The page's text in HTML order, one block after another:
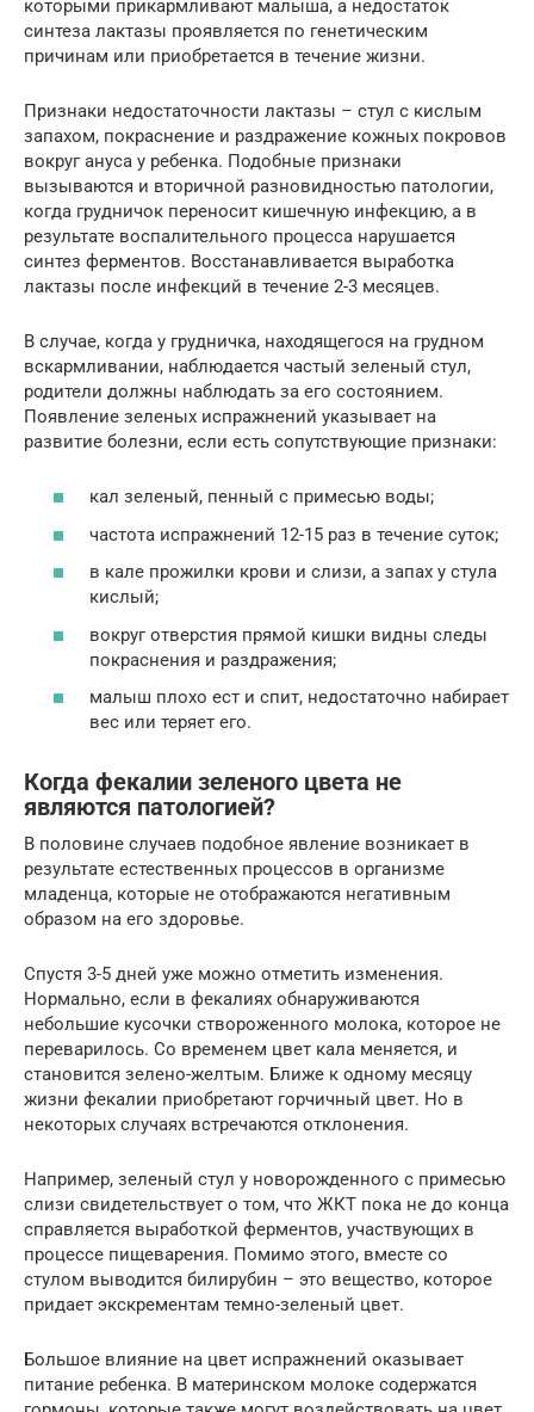
которыми прикармливают малыша, а недостаток
синтеза лактазы проявляется по генетическим
причинам или приобретается в течение жизни.
Признаки недостаточности лактазы – стул с кислым
запахом, покраснение и раздражение кожных покровов
вокруг ануса у ребенка. Подобные признаки
вызываются и вторичной разновидностью патологии,
когда грудничок переносит кишечную инфекцию, а в
результате воспалительного процесса нарушается
синтез ферментов. Восстанавливается выработка
лактазы после инфекций в течение 2-3 месяцев.
В случае, когда у грудничка, находящегося на грудном
вскармливании, наблюдается частый зеленый стул,
родители должны наблюдать за его состоянием.
Появление зеленых испражнений указывает на
развитие болезни, если есть сопутствующие признаки:
кал зеленый, пенный с примесью воды;
частота испражнений 12-15 раз в течение суток;
в кале прожилки крови и слизи, а запах у стула
кислый;
вокруг отверстия прямой кишки видны следы
покраснения и раздражения;
малыш плохо ест и спит, недостаточно набирает
вес или теряет его.
Когда фекалии зеленого цвета не
являются патологией?
В половине случаев подобное явление возникает в
результате естественных процессов в организме
младенца, которые не отображаются негативным
образом на его здоровье.
Спустя 3-5 дней уже можно отметить изменения.
Нормально, если в фекалиях обнаруживаются
небольшие кусочки створоженного молока, которое не
переварилось. Со временем цвет кала меняется, и
становится зелено-желтым. Ближе к одному месяцу
жизни фекалии приобретают горчичный цвет. Но в
некоторых случаях встречаются отклонения.
Например, зеленый стул у новорожденного с примесью
слизи свидетельствует о том, что ЖКТ пока не до конца
справляется выработкой ферментов, участвующих в
процессе пищеварения. Помимо этого, вместе со
стулом выводится билирубин – это вещество, которое
придает экскрементам темно-зеленый цвет.
Большое влияние на цвет испражнений оказывает
питание ребенка. В материнском молоке содержатся